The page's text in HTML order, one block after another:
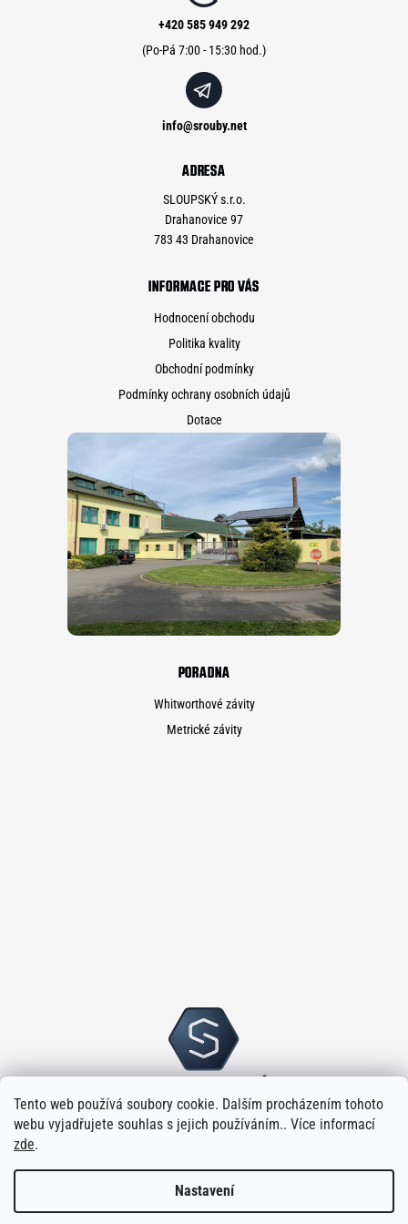
Tento web používá soubory cookie. Dalším procházením tohoto
webu vyjadřujete souhlas s jejich používáním.. Více informací
zde.
Nastavení
info@srouby.net
+420 585 949 292
ADRESA
SLOUPSKÝ s.r.o.
Drahanovice 97
783 43 Drahanovice
INFORMACE PRO VÁS
Hodnocení obchodu
Politika kvality
Obchodní podmínky
Podmínky ochrany osobních údajů
Dotace
PORADNA
Whitworthové závity
Metrické závity